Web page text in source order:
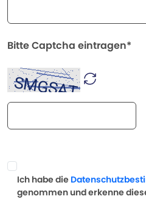
Bitte Captcha eintragen*
Ich habe die
genommen und erkenne